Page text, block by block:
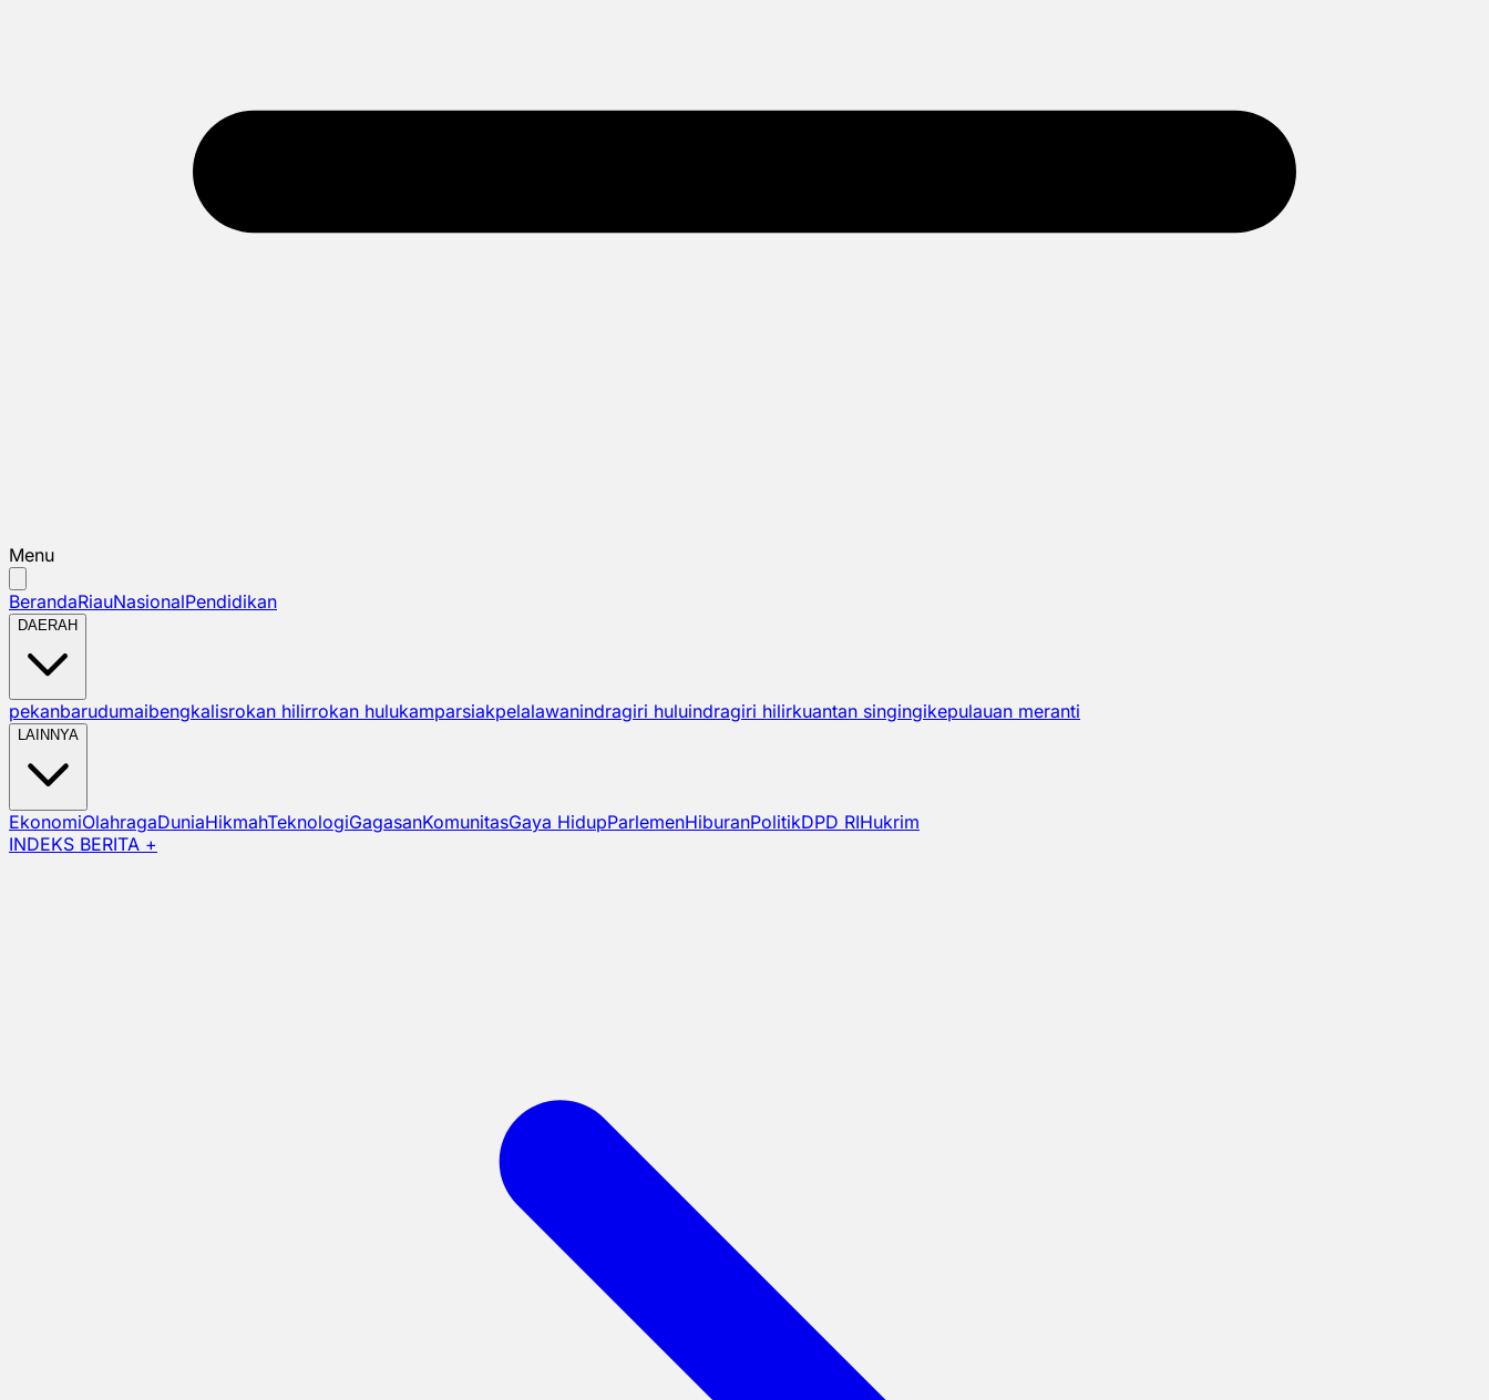
Menu
BerandaRiauNasionalPendidikan
DAERAH
pekanbarudumaibengkalisrokan hilirrokan hulukamparsiakpelalawanindragiri huluindragiri hilirkuantan singingikepulauan meranti
LAINNYA
EkonomiOlahragaDuniaHikmahTeknologiGagasanKomunitasGaya HidupParlemenHiburanPolitikDPD RIHukrim
INDEKS BERITA +